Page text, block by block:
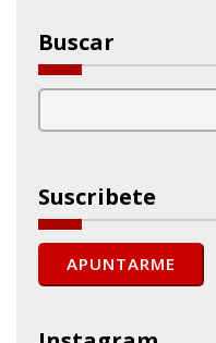
Buscar
Suscribete